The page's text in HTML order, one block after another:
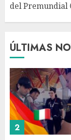
del Premundial
ÚLTIMAS
1
2